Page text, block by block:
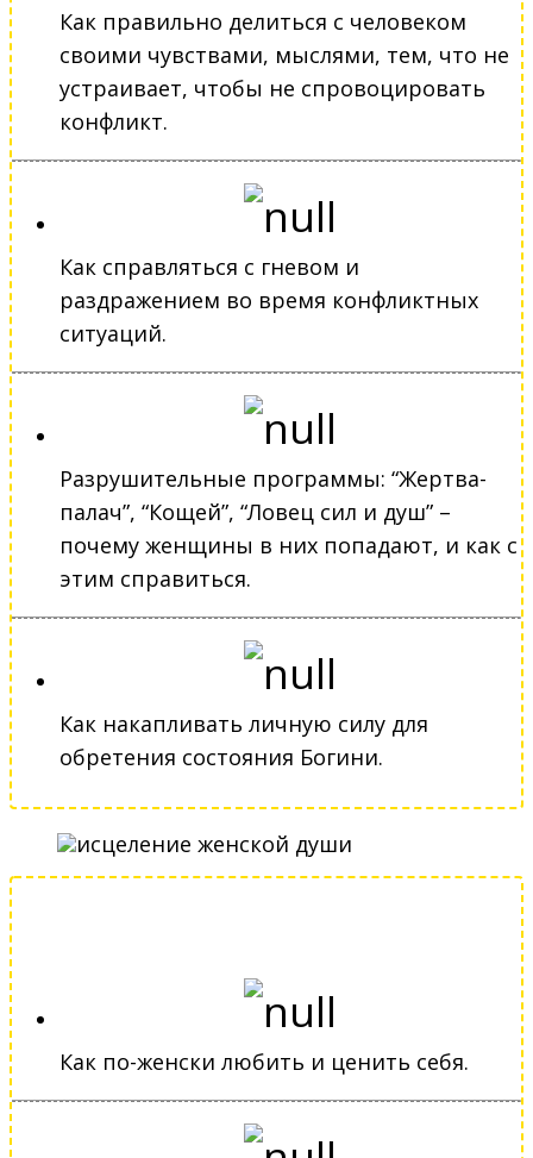
Как правильно делиться с человеком
своими чувствами, мыслями, тем, что не
устраивает, чтобы не спровоцировать
конфликт.
Как справляться с гневом и
раздражением во время конфликтных
ситуаций.
Разрушительные программы: “Жертва-
палач”, “Кощей”, “Ловец сил и душ” –
почему женщины в них попадают, и как с
этим справиться.
Как накапливать личную силу для
обретения состояния Богини.
Как по-женски любить и ценить себя.